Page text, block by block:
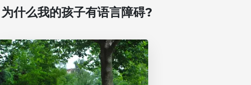
为什么我的孩子有语言障碍?